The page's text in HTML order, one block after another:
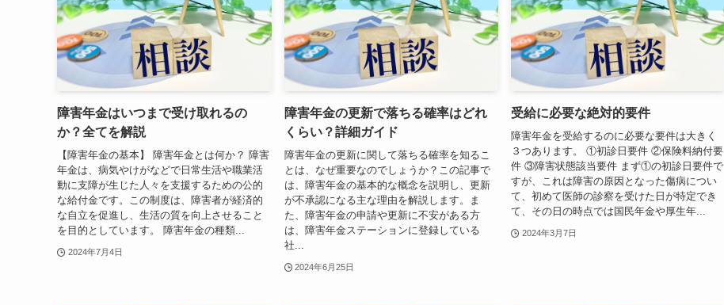
障害年金はいつまで受け取れるの
か？全てを解説
【障害年金の基本】 障害年金とは何か？ 障害
年金は、病気やけがなどで日常生活や職業活
動に支障が生じた人々を支援するための公的
な給付金です。この制度は、障害者が経済的
な自立を促進し、生活の質を向上させること
を目的としています。 障害年金の種類...
2024年7月4日
障害年金の更新で落ちる確率はどれ
くらい？詳細ガイド
障害年金の更新に関して落ちる確率を知るこ
とは、なぜ重要なのでしょうか？この記事で
は、障害年金の基本的な概念を説明し、更新
が不承認になる主な理由を解説します。ま
た、障害年金の申請や更新に不安がある方
は、障害年金ステーションに登録している
社...
2024年6月25日
受給に必要な絶対的要件
障害年金を受給するのに必要な要件は大きく
３つあります。 ①初診日要件 ②保険料納付要
件 ③障害状態該当要件 まず①の初診日要件で
すが、これは障害の原因となった傷病につい
て、初めて医師の診察を受けた日が特定でき
て、その日の時点では国民年金や厚生年...
2024年3月7日